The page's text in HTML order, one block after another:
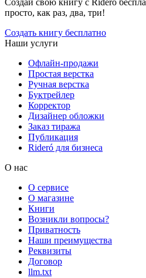
Создай свою книгу с Rideró
просто, как раз, два, три!
Создать книгу бесплатно
Наши услуги
Офлайн-продажи
Простая верстка
Ручная верстка
Буктрейлер
Корректор
Дизайнер обложки
Заказ тиража
Публикация
Rideró для бизнеса
О нас
О сервисе
О магазине
Книги
Возникли вопросы?
Приватность
Наши преимущества
Реквизиты
Договор
llm.txt